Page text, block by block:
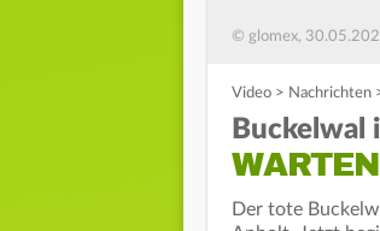
© glomex,
Video > Nachrichten
Buckelwal
Der tote